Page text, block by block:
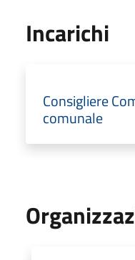
Incarichi
Consigliere
comunale